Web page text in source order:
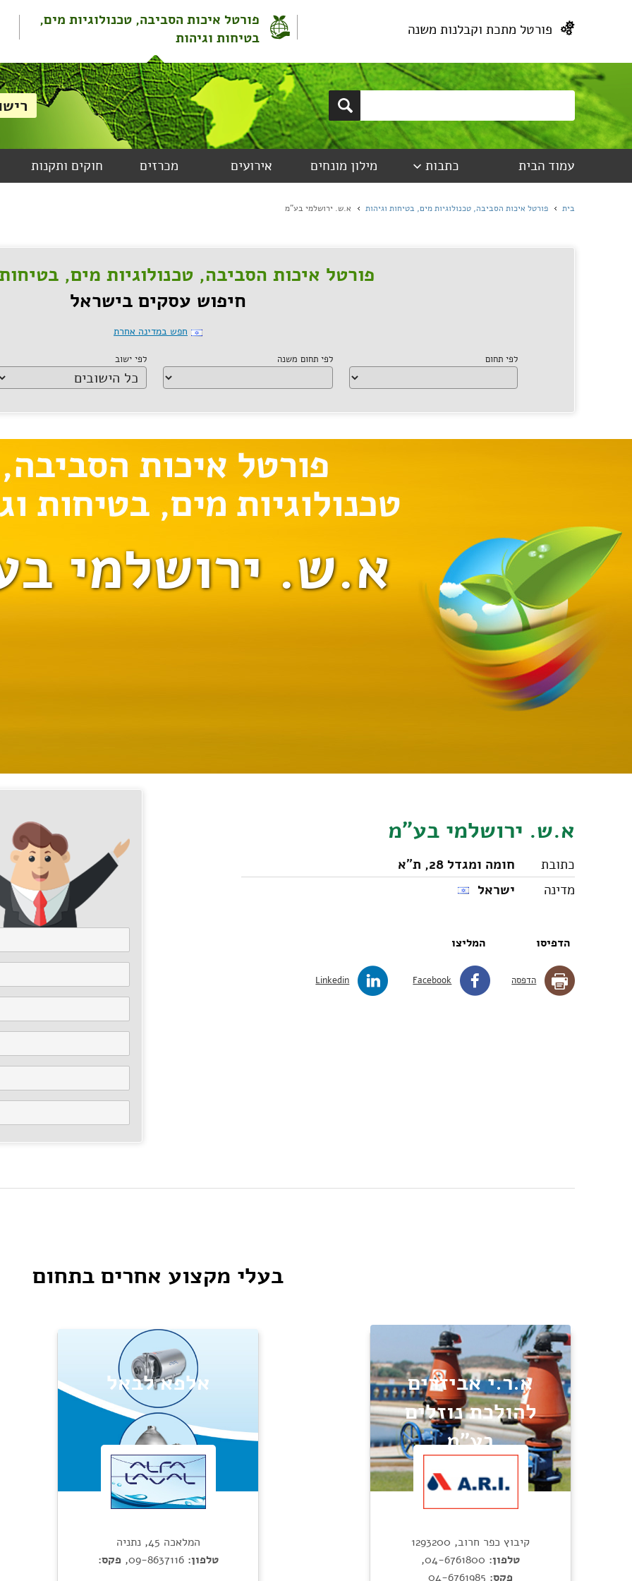
פורטל מתכת וקבלנות משנה
פורטל איכות הסביבה, טכנולוגיות מים,
בטיחות וגיהות
עמוד הבית כתבות מילון מונחים אירועים מכרזים חוקים ותקנות
בית פורטל איכות הסביבה, טכנולוגיות מים, בטיחות וגיהות א.ש. ירושלמי בע"מ
פורטל איכות הסביבה, טכנולוגיות מים,
חיפוש עסקים בישראל
חפש במדינה אחרת
לפי תחום לפי תחום משנה לפי ישוב
א.ש. ירושלמי
א.ש. ירושלמי בע"מ
כתובת
חומה ומגדל 28, ת"א
מדינה
ישראל
הדפיסו
הדפסה
המליצו
Facebook
Linkedin
בעלי מקצוע אחרים בתחום
א.ר.י אביזרים
להולכת נוזלים
בע"מ
קיבוץ כפר חרוב, 1293200
טלפון: 04-6761800
,
פקס: 04-6761985
אלפא לבאל
המלאכה 45, נתניה
טלפון: 09-8637116
, פקס: